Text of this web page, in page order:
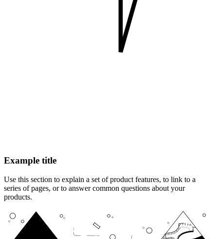
Example title
Use this section to explain a set of product features, to link to a
series of pages, or to answer common questions about your
products.